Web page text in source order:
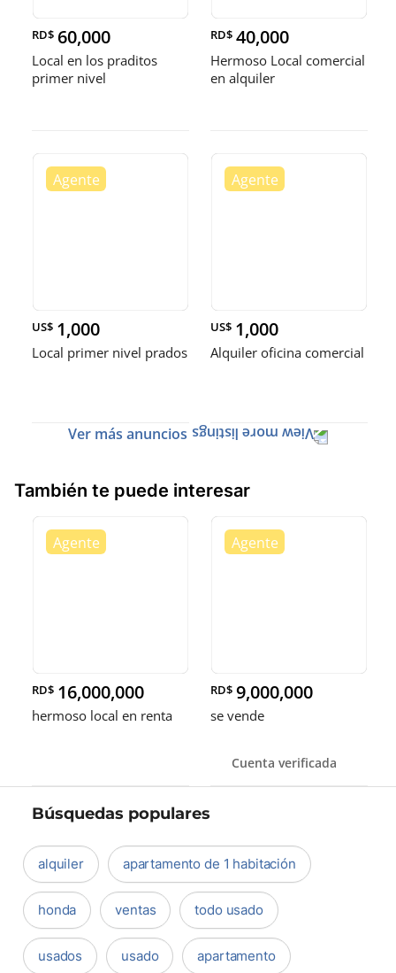
RD$ 60,000
Local en los praditos
primer nivel
RD$ 40,000
Hermoso Local comercial
en alquiler
US$ 1,000
Local primer nivel prados
US$ 1,000
Alquiler oficina comercial
Ver más anuncios
También te puede interesar
RD$ 16,000,000
hermoso local en renta
RD$ 9,000,000
se vende
Cuenta verificada
Búsquedas populares
alquiler apartamento de 1 habitación
honda ventas todo usado
usados usado apartamento